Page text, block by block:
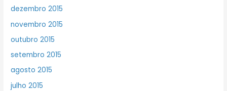
dezembro 2015
novembro 2015
outubro 2015
setembro 2015
agosto 2015
julho 2015